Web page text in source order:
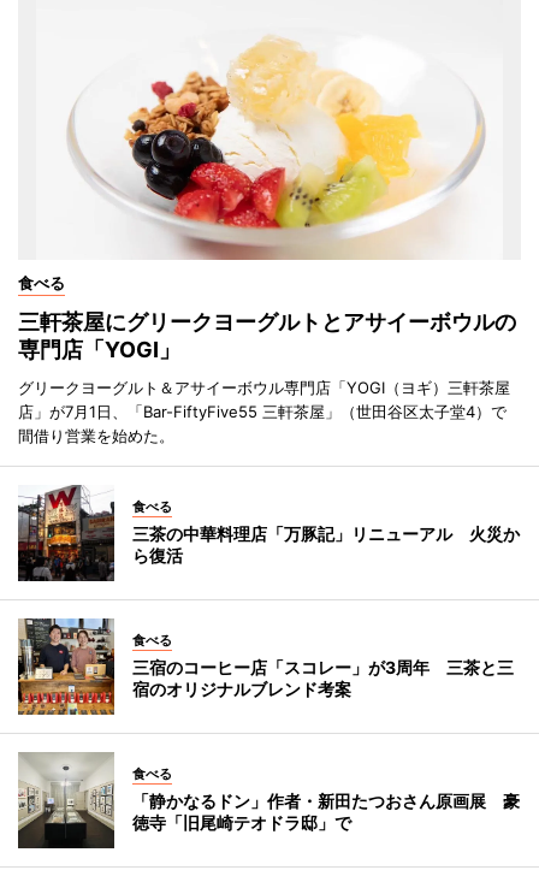
食べる
三軒茶屋にグリークヨーグルトとアサイーボウルの
専門店「YOGI」
グリークヨーグルト＆アサイーボウル専門店「YOGI（ヨギ）三軒茶屋
店」が7月1日、「Bar-FiftyFive55 三軒茶屋」（世田谷区太子堂4）で
間借り営業を始めた。
食べる
三茶の中華料理店「万豚記」リニューアル 火災か
ら復活
食べる
三宿のコーヒー店「スコレー」が3周年 三茶と三
宿のオリジナルブレンド考案
食べる
「静かなるドン」作者・新田たつおさん原画展 豪
徳寺「旧尾崎テオドラ邸」で